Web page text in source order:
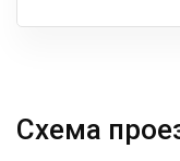
Схема